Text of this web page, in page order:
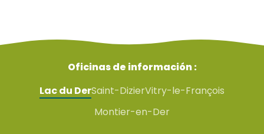
Oficinas de información :
Lac du DerSaint-DizierVitry-le-François
Montier-en-Der